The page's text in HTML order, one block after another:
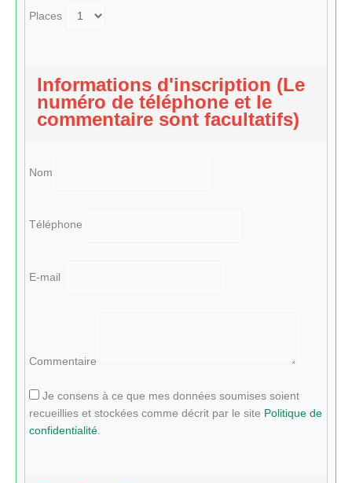
Places
Informations d'inscription (Le
numéro de téléphone et le
commentaire sont facultatifs)
Nom
Téléphone
E-mail
Commentaire
Je consens à ce que mes données soumises soient
recueillies et stockées comme décrit par le site Politique de
confidentialité